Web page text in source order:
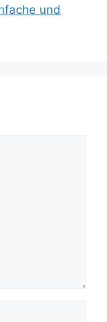
und